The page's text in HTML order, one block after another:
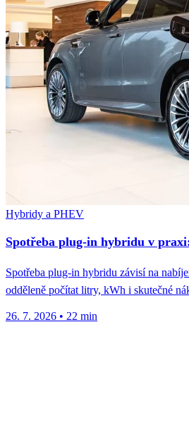
Hybridy a PHEV
Spotřeba plug-in hybridu v
Spotřeba plug-in hybridu závisí na
odděleně počítat litry, kWh i skutečné
26. 7. 2026 • 22 min